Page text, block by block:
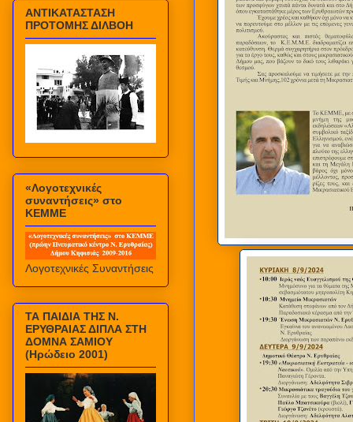
ΑΝΤΙΚΑΤΑΣΤΑΣΗ
ΠΡΟΤΟΜΗΣ ΔΙΛΒΟΗ
«Λογοτεχνικές
συναντήσεις» στο
ΚΕΜΜΕ
Λογοτεχνικές Συναντήσεις
ΤΑ ΠΑΙΔΙΑ ΤΗΣ Ν.
ΕΡΥΘΡΑΙΑΣ ΔΙΠΛΑ ΣΤΗ
ΔΟΜΝΑ ΣΑΜΙΟΥ
(Ηρώδειο 2001)